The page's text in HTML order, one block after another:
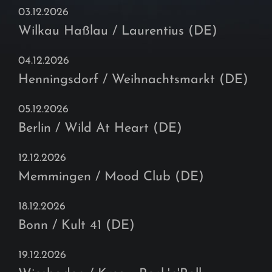
03.12.2026
Wilkau Haßlau / Laurentius (DE)
04.12.2026
Henningsdorf / Weihnachtsmarkt (DE)
05.12.2026
Berlin / Wild At Heart (DE)
12.12.2026
Memmingen / Mood Club (DE)
18.12.2026
Bonn / Kult 41 (DE)
19.12.2026